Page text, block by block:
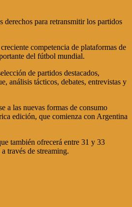
derechos para retransmitir los partidos
competencia de plataformas de
del fútbol mundial.
de partidos destacados,
análisis tácticos, debates, entrevistas y
a las nuevas formas de consumo
edición, que comienza con Argentina
también ofrecerá entre 31 y 33
través de streaming.